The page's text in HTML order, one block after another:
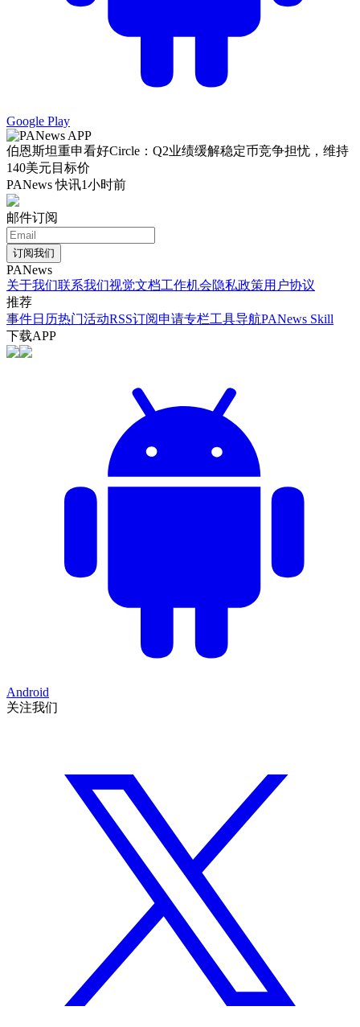
Google Play
伯恩斯坦重申看好Circle：Q2业绩缓解稳定币竞争担忧，维持
140美元目标价
PANews 快讯1小时前
邮件订阅
订阅我们
PANews
关于我们联系我们视觉文档工作机会隐私政策用户协议
推荐
事件日历热门活动RSS订阅申请专栏工具导航PANews Skill
下载APP
Android
关注我们